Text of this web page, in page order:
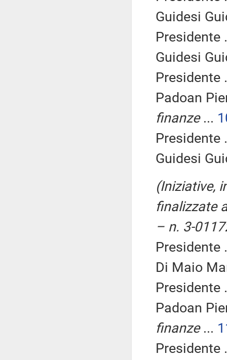
Guidesi
Presidente
Guidesi
Presidente
Padoan
finanze...
Presidente
Guidesi
(Iniziative,
finalizzate
– n. 3-
Presidente
Di Maio
Presidente
Padoan
finanze...
Presidente